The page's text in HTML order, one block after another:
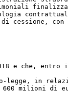
cessione,
e che, entro
legge, in
600 milioni